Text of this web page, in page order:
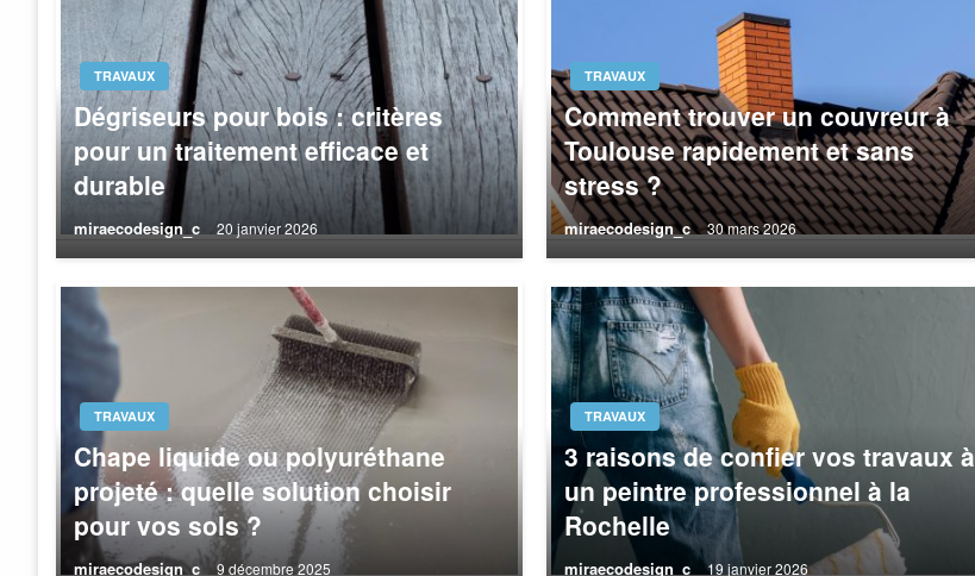
TRAVAUX
Dégriseurs pour bois : critères
pour un traitement efficace et
durable
miraecodesign_c 20 janvier 2026
TRAVAUX
Comment trouver un couvreur à
Toulouse rapidement et sans
stress ?
miraecodesign_c 30 mars 2026
TRAVAUX
Chape liquide ou polyuréthane
projeté : quelle solution choisir
pour vos sols ?
miraecodesign_c 9 décembre 2025
TRAVAUX
3 raisons de confier vos travaux à
un peintre professionnel à la
Rochelle
miraecodesign_c 19 janvier 2026